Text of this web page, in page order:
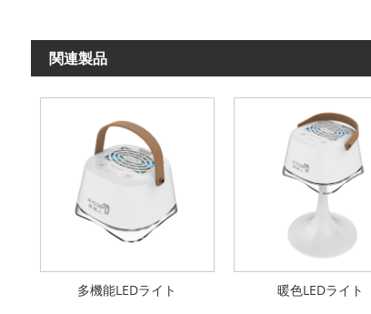
関連製品
多機能LEDライト 暖色LEDライト